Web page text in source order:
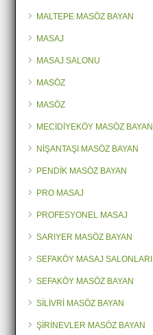
MALTEPE MASÖZ BAYAN
MASAJ
MASAJ SALONU
MASÖZ
MASÖZ
MECİDİYEKÖY MASÖZ BAYAN
NİŞANTAŞI MASÖZ BAYAN
PENDİK MASÖZ BAYAN
PRO MASAJ
PROFESYONEL MASAJ
SARIYER MASÖZ BAYAN
SEFAKÖY MASAJ SALONLARI
SEFAKÖY MASÖZ BAYAN
SİLİVRİ MASÖZ BAYAN
ŞİRİNEVLER MASÖZ BAYAN